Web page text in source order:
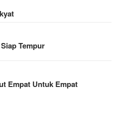
Tempur
Empat Untuk Empat